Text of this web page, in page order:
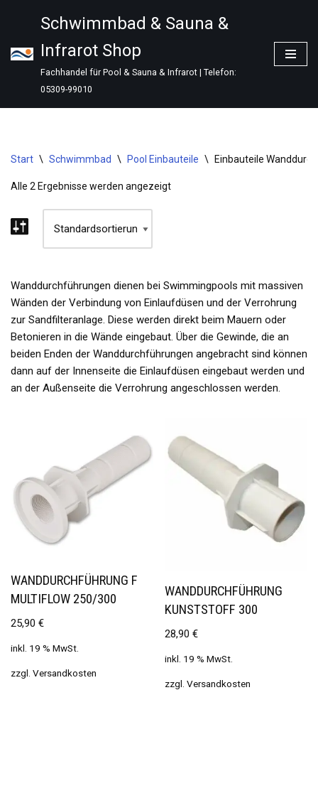
Inhalt
springen
Schwimmbad & Sauna &
Infrarot Shop
Fachhandel für Pool & Sauna & Infrarot | Telefon:
05309-99010
Start \ Schwimmbad \ Pool Einbauteile \ Einbauteile
Alle 2 Ergebnisse werden angezeigt
Wanddurchführungen dienen bei Swimmingpools mit massiven
Wänden der Verbindung von Einlaufdüsen und der Verrohrung
zur Sandfilteranlage. Diese werden direkt beim Mauern oder
Betonieren in die Wände eingebaut. Über die Gewinde, die an
beiden Enden der Wanddurchführungen angebracht sind können
dann auf der Innenseite die Einlaufdüsen eingebaut werden und
an der Außenseite die Verrohrung angeschlossen werden.
WANDDURCHFÜHRUNG F
MULTIFLOW 250/300
25,90 €
inkl. 19 % MwSt.
zzgl. Versandkosten
WANDDURCHFÜHRUNG
KUNSTSTOFF 300
28,90€
inkl. 19 % MwSt.
zzgl.Versandkosten